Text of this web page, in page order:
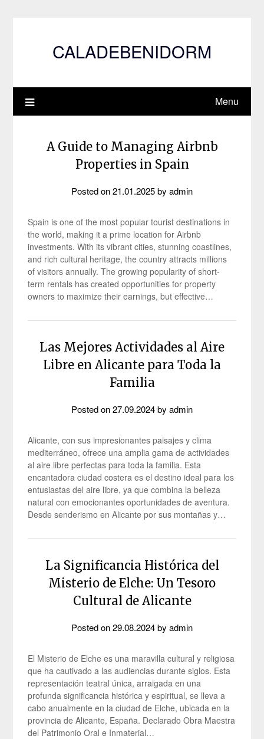
CALADEBENIDORM
Menu
A Guide to Managing Airbnb
Properties in Spain
Posted on21.01.2025by admin
Spain is one of the most popular tourist destinations in
the world, making it a prime location for Airbnb
investments. With its vibrant cities, stunning coastlines,
and rich cultural heritage, the country attracts millions
of visitors annually. The growing popularity of short-
term rentals has created opportunities for property
owners to maximize their earnings, but effective…
Las Mejores Actividades al Aire
Libre en Alicante para Toda la
Familia
Posted on27.09.2024by admin
Alicante, con sus impresionantes paisajes y clima
mediterráneo, ofrece una amplia gama de actividades
al aire libre perfectas para toda la familia. Esta
encantadora ciudad costera es el destino ideal para los
entusiastas del aire libre, ya que combina la belleza
natural con emocionantes oportunidades de aventura.
Desde senderismo en Alicante por sus montañas y…
La Significancia Histórica del
Misterio de Elche: Un Tesoro
Cultural de Alicante
Posted on29.08.2024by admin
El Misterio de Elche es una maravilla cultural y religiosa
que ha cautivado a las audiencias durante siglos. Esta
representación teatral única, arraigada en una
profunda significancia histórica y espiritual, se lleva a
cabo anualmente en la ciudad de Elche, ubicada en la
provincia de Alicante, España. Declarado Obra Maestra
del Patrimonio Oral e Inmaterial…